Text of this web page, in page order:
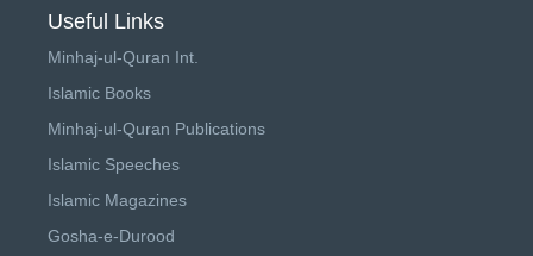
Useful Links
Minhaj-ul-Quran Int.
Islamic Books
Minhaj-ul-Quran Publications
Islamic Speeches
Islamic Magazines
Gosha-e-Durood